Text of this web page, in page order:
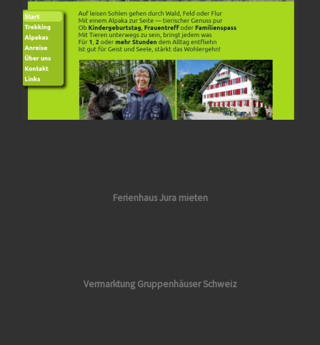
Ferienhaus Jura mieten
Vermarktung Gruppenhäuser Schweiz